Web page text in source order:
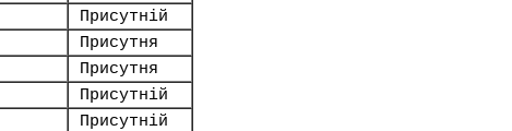
Присутній
Присутня
Присутня
Присутній
Присутній